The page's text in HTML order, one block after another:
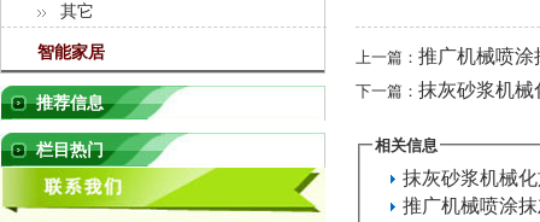
其它
智能家居
推荐信息
栏目热门
上一篇： 推广机械喷涂
下一篇： 抹灰砂浆机械
相关信息
抹灰砂浆机械
推广机械喷涂